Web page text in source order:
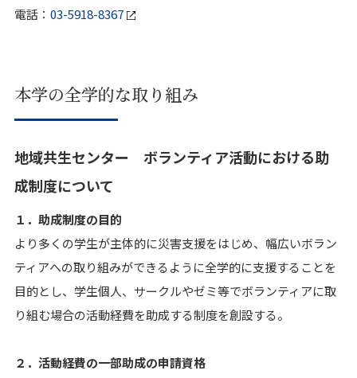
電話： 03-5918-8367
本学の全学的な取り組み
地域共生センター ボランティア活動における助
成制度について
１．助成制度の目的
より多くの学生が主体的に災害支援をはじめ、幅広いボラン
ティアへの取り組みができるように全学的に支援することを
目的とし、学生個人、サークルやゼミ等でボランティアに取
り組む場合の活動経費を助成する制度を創設する。
２．活動経費の一部助成の申請資格